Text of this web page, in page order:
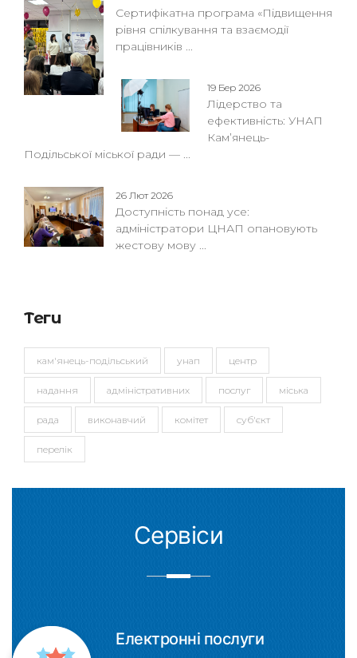
Сертифікатна програма «Підвищення
рівня спілкування та взаємодії
працівників ...
19 Бер 2026
Лідерство та
ефективність: УНАП
Кам’янець-
Подільської міської ради — ...
26 Лют 2026
Доступність понад усе:
адміністратори ЦНАП опановують
жестову мову ...
Теги
кам'янець-подільський унап центр
надання адміністративних послуг міська
рада виконавчий комітет суб'єкт
перелік
Сервіси
Електронні послуги